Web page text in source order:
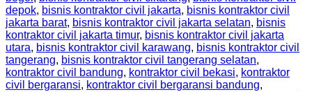
depok, bisnis kontraktor civil jakarta, bisnis kontraktor civil
jakarta barat, bisnis kontraktor civil jakarta selatan, bisnis
kontraktor civil jakarta timur, bisnis kontraktor civil jakarta
utara, bisnis kontraktor civil karawang, bisnis kontraktor civil
tangerang, bisnis kontraktor civil tangerang selatan,
kontraktor civil bandung, kontraktor civil bekasi, kontraktor
civil bergaransi, kontraktor civil bergaransi bandung,